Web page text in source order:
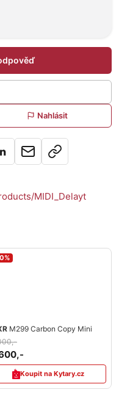
Nahlásit
MIDI_Delayt
M299 Carbon Copy Mini
Koupit na Kytary.cz